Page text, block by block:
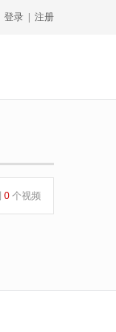
登录 注册
0 个视频